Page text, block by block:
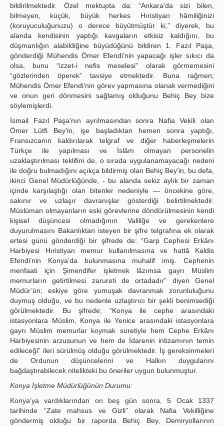
bildirilmektedir. Özel mektupta da: “Ankara’da sizi bilen,
bilmeyen, küçük, büyük herkes Hıristiyan hâmiliğinizi
(koruyuculuğunuzu) o derece büyütmüştür ki,” diyerek, bu
alanda kendisinin yaptığı kavgaların etkisiz kaldığını, bu
düşmanlığın alabildiğine büyüdüğünü bildiren 1. Fazıl Paşa,
gönderdiği Mühendis Ömer Efendi’nin yapacağı işler sıkıcı da
olsa, bunu “izzet-i nefis meselesi” olarak görmemesini
“gözlerinden öperek” tavsiye etmektedir. Buna rağmen;
Mühendis Ömer Efendi’nin görev yapmasına olanak vermediğini
ve onun geri dönmesini sağlamış olduğunu Behiç Bey bize
söylemişlerdi.
İsmail Fazıl Paşa’nın ayrılmasından sonra Nafia Vekili olan
Ömer Lütfi Bey’in, işe başladıktan hemen sonra yaptığı,
Fransızcanın kaldırılarak telgraf ve diğer haberleşmelerin
Türkçe ile yapılması ve İslâm olmayan personelin
uzaklaştırılması teklifini de, o sırada uygulanamayacağı nedeni
ile doğru bulmadığını açıkça bildirmiş olan Behiç Bey’in, bu defa,
ikinci Genel Müdürlüğünde, - bu alanda sekiz aylık bir zaman
içinde karşılaştığı olan bitenler nedeniyle — öncekine göre,
sakınır ve uzlaşır davranışlar gösterdiği belirtilmektedir.
Müslüman olmayanların eski görevlerine döndürülmesinin kendi
kişisel düşüncesi olmadığının Valiliğe ve gerekenlere
duyurulmasını Bakanlıktan isteyen bir şifre telgrafına ek olarak
ertesi günü gönderdiği bir şifrede de: “Garp Cephesi Erkânı
Harbiyesi Hıristiyan memur kullanılmasına ve hattâ Kaldis
Efendi’nin Konya’da bulunmasına muhalif imiş. Cephenin
menfaati için Şimendifer işletmek lâzımsa gayrı Müslim
memurların getirtilmesi zarureti de ortadadır” diyen Genel
Müdür’ün; eskiye göre yumuşak davranmak zorunluluğunu
duymuş olduğu, ve bu nedenle uzlaştırıcı bir şekli benimsediği
görülmektedir. Bu şifrede; “Konya ile cephe arasındaki
istasyonlara Müslim, Konya ile Yenice arasındaki istasyonlara
gayrı Müslim memurlar koymak suretiyle hem Cephe Erkânı
Harbiyesinin arzusunun ve hem de İdarenin intizamının temin
edileceği” ileri sürülmüş olduğu görülmektedir. İş gereksinmeleri
de Ordunun düşüncelerini ve Halkın duygularını
bağdaştırabilecek nitelikteki bu öneriler uygun bulunmuştur.
Konya İşletme Müdürlüğünün Durumu:
Konya’ya vardıklarından on beş gün sonra, 5 Ocak 1337
tarihinde “Zate mahsus ve Gizli” olarak Nafia Vekilliğine
göndermiş olduğu bir raporda Behiç Bey, Demiryollarının